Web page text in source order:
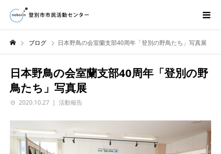
ブログ 日本野鳥の会室蘭支部40周年「登別の野鳥たち」写真展
日本野鳥の会室蘭支部40周年「登別の野
鳥たち」写真展
2020.10.27 活動報告